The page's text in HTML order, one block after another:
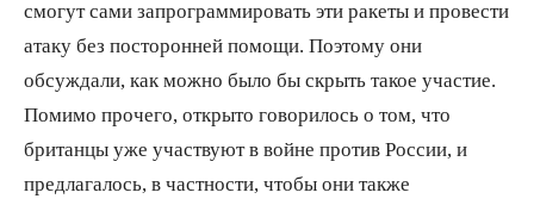
смогут сами запрограммировать эти ракеты и провести
атаку без посторонней помощи. Поэтому они
обсуждали, как можно было бы скрыть такое участие.
Помимо прочего, открыто говорилось о том, что
британцы уже участвуют в войне против России, и
предлагалось, в частности, чтобы они также